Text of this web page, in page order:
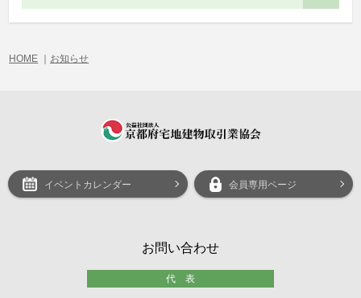
HOME ｜ お知らせ
イベントカレンダー 会員専用ページ
お問い合わせ
代 表